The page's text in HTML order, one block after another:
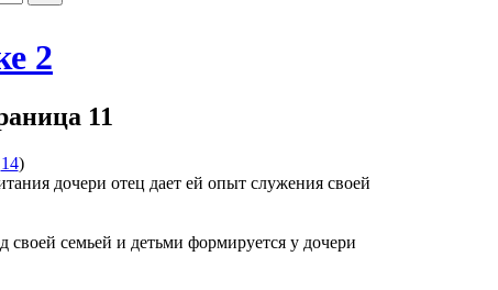
2
11
14)
дочери отец дает ей опыт служения своей
семьей и детьми формируется у дочери